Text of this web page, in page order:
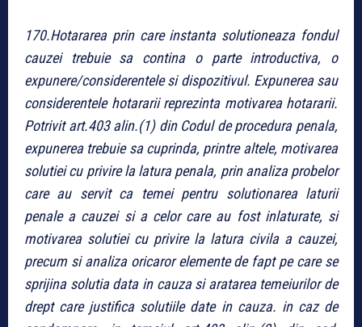
170.Hotararea prin care instanta solutioneaza fondul
cauzei trebuie sa contina o parte introductiva, o
expunere/considerentele si dispozitivul. Expunerea sau
considerentele hotararii reprezinta motivarea hotararii.
Potrivit art.403 alin.(1) din Codul de procedura penala,
expunerea trebuie sa cuprinda, printre altele, motivarea
solutiei cu privire la latura penala, prin analiza probelor
care au servit ca temei pentru solutionarea laturii
penale a cauzei si a celor care au fost inlaturate, si
motivarea solutiei cu privire la latura civila a cauzei,
precum si analiza oricaror elemente de fapt pe care se
sprijina solutia data in cauza si aratarea temeiurilor de
drept care justifica solutiile date in cauza. in caz de